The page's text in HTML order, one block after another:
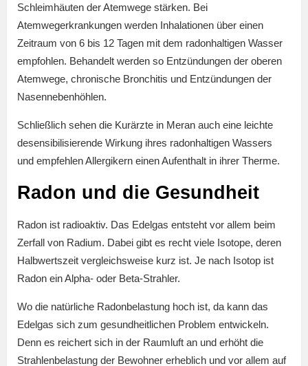
Schleimhäuten der Atemwege stärken. Bei
Atemwegerkrankungen werden Inhalationen über einen
Zeitraum von 6 bis 12 Tagen mit dem radonhaltigen Wasser
empfohlen. Behandelt werden so Entzündungen der oberen
Atemwege, chronische Bronchitis und Entzündungen der
Nasennebenhöhlen.
Schließlich sehen die Kurärzte in Meran auch eine leichte
desensibilisierende Wirkung ihres radonhaltigen Wassers
und empfehlen Allergikern einen Aufenthalt in ihrer Therme.
Radon und die Gesundheit
Radon ist radioaktiv. Das Edelgas entsteht vor allem beim
Zerfall von Radium. Dabei gibt es recht viele Isotope, deren
Halbwertszeit vergleichsweise kurz ist. Je nach Isotop ist
Radon ein Alpha- oder Beta-Strahler.
Wo die natürliche Radonbelastung hoch ist, da kann das
Edelgas sich zum gesundheitlichen Problem entwickeln.
Denn es reichert sich in der Raumluft an und erhöht die
Strahlenbelastung der Bewohner erheblich und vor allem auf